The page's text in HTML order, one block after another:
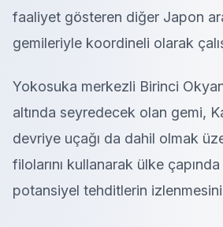
faaliyet gösteren diğer Japon
gemileriyle koordineli olarak
Yokosuka merkezli Birinci
altında seyredecek olan gemi,
devriye uçağı da dahil olmak
filolarını kullanarak ülke
potansiyel tehditlerin